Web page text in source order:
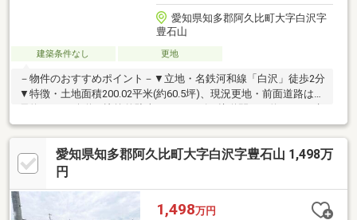
愛知県知多郡阿久比町大字白沢字
豊石山
建築条件なし 更地
－物件のおすすめポイント－▼立地・名鉄河和線「白沢」徒歩2分
▼特徴・土地面積200.02平米(約60.5坪)、現況更地・前面道路は幅
ぺい率60％・容積率200％・建築条件付宅地販売ではありませ
ん・お好きなハウスメーカー・工務店で建築できます▼周辺環
境・カネスエ阿久比店 徒歩9分(約700m)・スギ薬局阿久比店 徒歩
3分(約210m)・セブンイレブン阿久比白沢店 徒歩9分(約650m)■ ご
細・ご相談はお気軽にお問い合わせください。
愛知県知多郡阿久比町大字白沢字豊石山 1,498万
円
1,498万円